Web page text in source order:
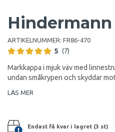
ARTIKELNUMMER: FR86-470
5 (7)
Markkappa i mjuk väv med
undan småkrypen och skyddar
LÄS MER
Endast få kvar i lagret (3 st)